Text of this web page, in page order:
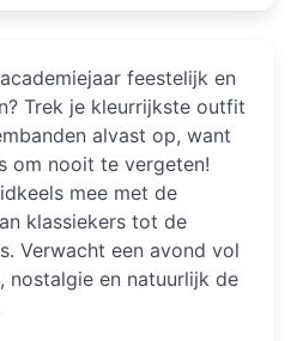
feestelijk en
Trek je kleurrijkste outfit
alvast op, want
om nooit te vergeten!
mee met de
klassiekers tot de
Verwacht een avond vol
nostalgie en natuurlijk de